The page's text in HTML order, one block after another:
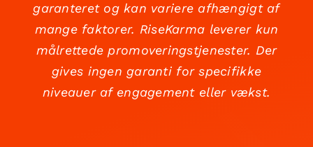
garanteret og kan variere afhængigt af
mange faktorer. RiseKarma leverer kun
målrettede promoveringstjenester. Der
gives ingen garanti for specifikke
niveauer af engagement eller vækst.